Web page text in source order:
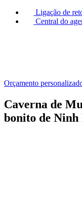
Ligação de
Central do
Orçamento
Caverna de
bonito de Ninh